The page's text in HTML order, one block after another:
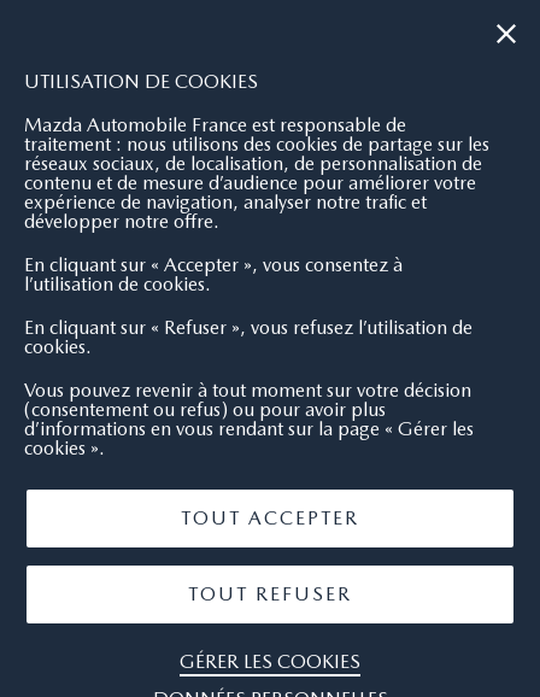
UTILISATION DE COOKIES
Mazda Automobile France est responsable de
traitement : nous utilisons des cookies de partage sur les
réseaux sociaux, de localisation, de personnalisation de
contenu et de mesure d’audience pour améliorer votre
expérience de navigation, analyser notre trafic et
développer notre offre.
En cliquant sur « Accepter », vous consentez à
l’utilisation de cookies.
En cliquant sur « Refuser », vous refusez l’utilisation de
cookies.
Vous pouvez revenir à tout moment sur votre décision
(consentement ou refus) ou pour avoir plus
d’informations en vous rendant sur la page « Gérer les
cookies ».
TOUT ACCEPTER
TOUT REFUSER
GÉRER LES COOKIES